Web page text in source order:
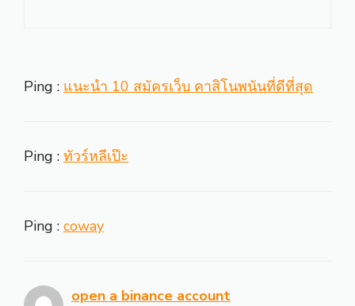
Ping : แนะนำ 10 สมัครเว็บ คาสิโนพนันที่ดีที่สุด
Ping : ทัวร์หลีเป๊ะ
Ping : coway
open a binance account